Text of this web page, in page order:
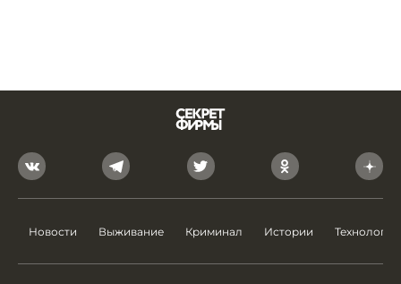
Новости Выживание Криминал Истории Технологии